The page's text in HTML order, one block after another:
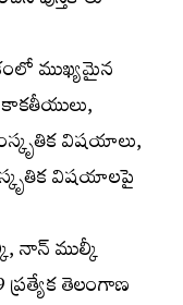
ముఖ్యమైన
విషయాలు,
విషయాలపై
నాన్‌ ముల్కీ
ప్రత్యేక తెలంగాణ